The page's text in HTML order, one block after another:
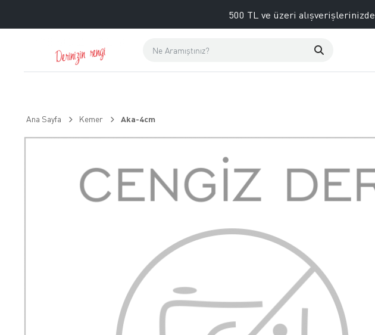
500 TL ve üzeri alışverişlerinizde
Ana Sayfa Kemer Aka-4cm